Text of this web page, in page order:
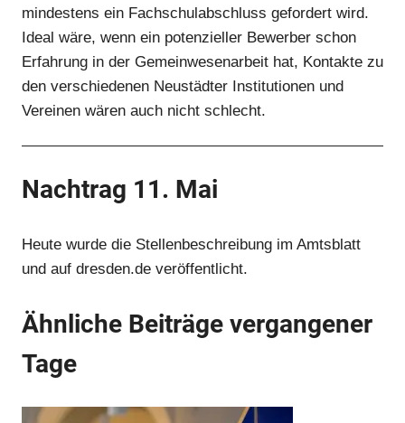
Anzeige
mindestens ein Fachschulabschluss gefordert wird.
Ideal wäre, wenn ein potenzieller Bewerber schon
Erfahrung in der Gemeinwesenarbeit hat, Kontakte zu
den verschiedenen Neustädter Institutionen und
Vereinen wären auch nicht schlecht.
Nachtrag 11. Mai
Heute wurde die Stellenbeschreibung im Amtsblatt
und auf dresden.de veröffentlicht.
Ähnliche Beiträge vergangener
Tage